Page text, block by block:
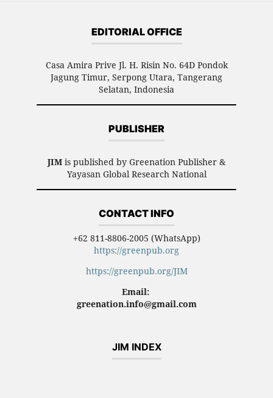
EDITORIAL OFFICE
Casa Amira Prive Jl. H. Risin No. 64D Pondok
Jagung Timur, Serpong Utara, Tangerang
Selatan, Indonesia
PUBLISHER
JIM is published by Greenation Publisher &
Yayasan Global Research National
CONTACT INFO
+62 811-8806-2005 (WhatsApp)
https://greenpub.org
https://greenpub.org/JIM
Email:
greenation.info@gmail.com
JIM INDEX